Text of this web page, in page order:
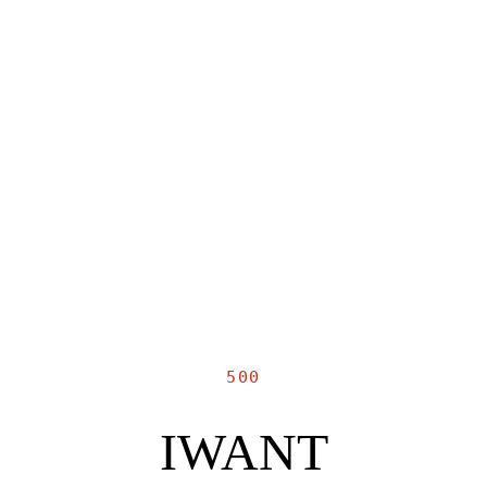
500
IWANT